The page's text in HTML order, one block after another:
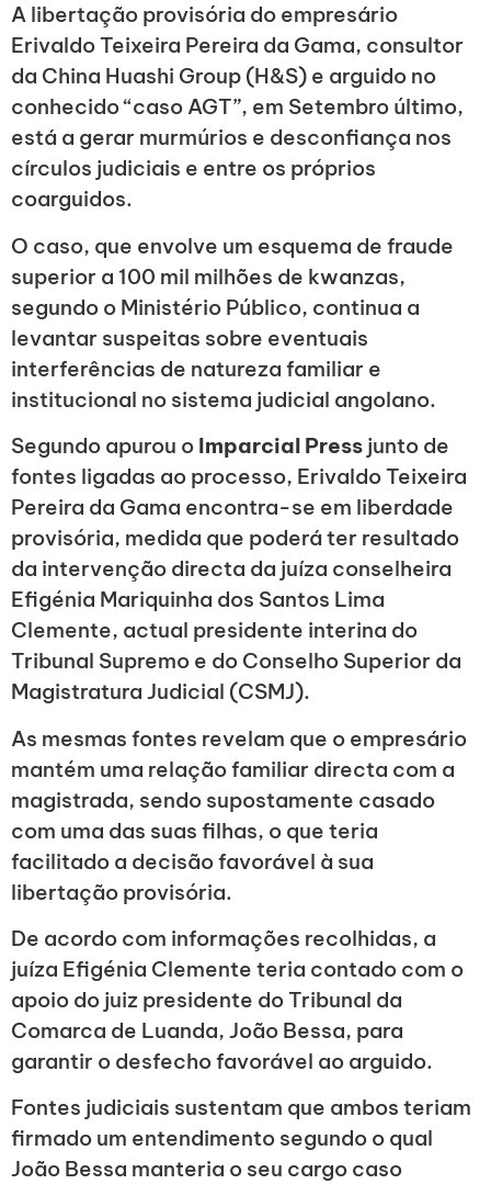
A libertação provisória do empresário
Erivaldo Teixeira Pereira da Gama, consultor
da China Huashi Group (H&S) e arguido no
conhecido “caso AGT”, em Setembro último,
está a gerar murmúrios e desconfiança nos
círculos judiciais e entre os próprios
coarguidos.
O caso, que envolve um esquema de fraude
superior a 100 mil milhões de kwanzas,
segundo o Ministério Público, continua a
levantar suspeitas sobre eventuais
interferências de natureza familiar e
institucional no sistema judicial angolano.
Segundo apurou o Imparcial Press junto de
fontes ligadas ao processo, Erivaldo Teixeira
Pereira da Gama encontra-se em liberdade
provisória, medida que poderá ter resultado
da intervenção directa da juíza conselheira
Efigénia Mariquinha dos Santos Lima
Clemente, actual presidente interina do
Tribunal Supremo e do Conselho Superior da
Magistratura Judicial (CSMJ).
As mesmas fontes revelam que o empresário
mantém uma relação familiar directa com a
magistrada, sendo supostamente casado
com uma das suas filhas, o que teria
facilitado a decisão favorável à sua
libertação provisória.
De acordo com informações recolhidas, a
juíza Efigénia Clemente teria contado com o
apoio do juiz presidente do Tribunal da
Comarca de Luanda, João Bessa, para
garantir o desfecho favorável ao arguido.
Fontes judiciais sustentam que ambos teriam
firmado um entendimento segundo o qual
João Bessa manteria o seu cargo caso